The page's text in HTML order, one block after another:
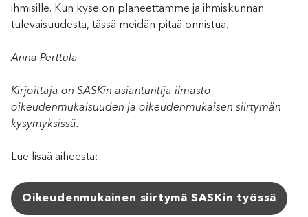
ihmisille. Kun kyse on planeettamme ja ihmiskunnan
tulevaisuudesta, tässä meidän pitää onnistua.
Anna Perttula
Kirjoittaja on SASKin asiantuntija ilmasto-
oikeudenmukaisuuden ja oikeudenmukaisen siirtymän
kysymyksissä.
Lue lisää aiheesta:
Oikeudenmukainen siirtymä SASKin työssä